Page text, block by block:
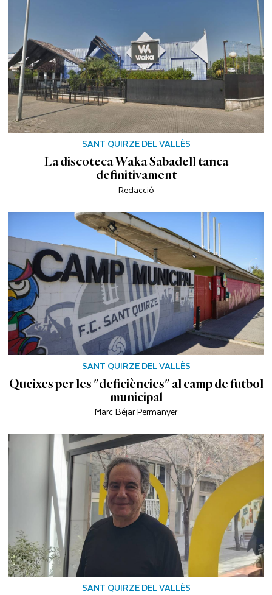
SANT QUIRZE DEL VALLÈS
La discoteca Waka Sabadell tanca
definitivament
Redacció
SANT QUIRZE DEL VALLÈS
Queixes per les "deficiències" al camp de futbol
municipal
Marc Béjar Permanyer
SANT QUIRZE DEL VALLÈS